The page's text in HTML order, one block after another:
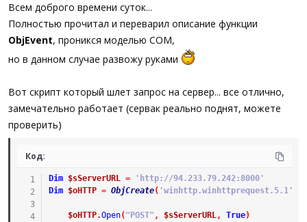
а
Всем доброго времени суток...
Полностью прочитал и переварил описание функции
ObjEvent, проникся моделью COM,
но в данном случае развожу руками
Вот скрипт который шлет запрос на сервер... все отлично,
замечательно работает (сервак реально поднят, можете
проверить)
Код:
Dim $sServerURL =
'http://94.233.79.242:8000'
Dim
$oHTTP = ObjCreate( 'winhttp.winhttprequest.5.1'
$oHTTP.Open( "POST" , $sServerURL, True)